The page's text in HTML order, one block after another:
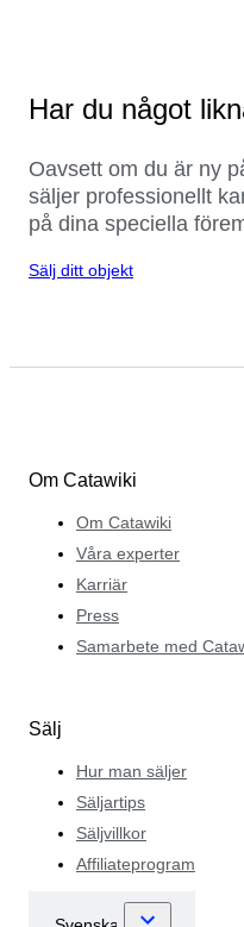
Har du något
Oavsett om du är ny
säljer professionellt
på dina speciella
Sälj ditt objekt
Om Catawiki
Om Catawiki
Våra experter
Karriär
Press
Samarbete med
Sälj
Hur man säljer
Säljartips
Säljvillkor
Affiliateprogram